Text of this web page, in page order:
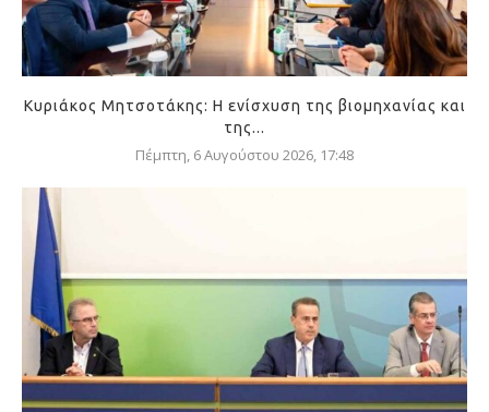
Κυριάκος Μητσοτάκης: Η ενίσχυση της βιομηχανίας και
της...
Πέμπτη, 6 Αυγούστου 2026, 17:48